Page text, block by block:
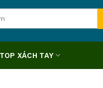
XÁCH TAY